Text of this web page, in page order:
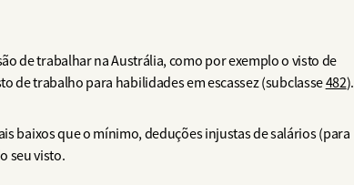
de trabalhar na Austrália, como por exemplo o visto de
de trabalho para habilidades em escassez (subclasse482).
baixos que o mínimo, deduções injustas de salários (para
seu visto.